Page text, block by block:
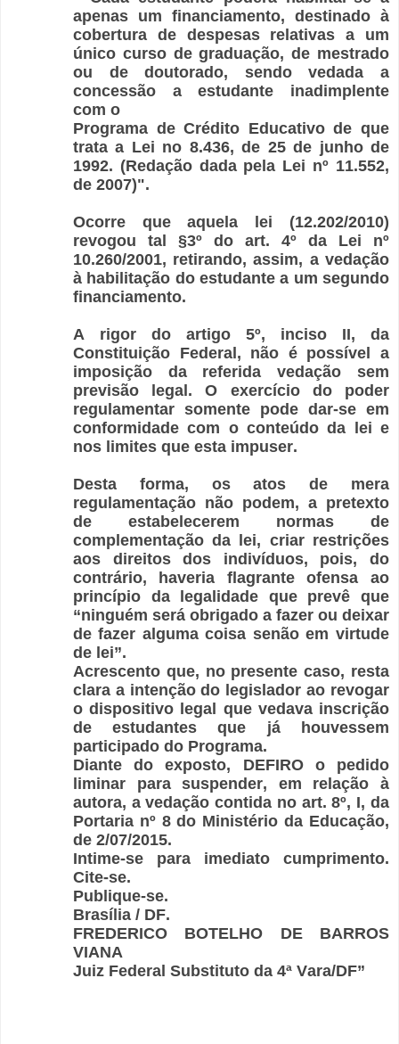
apenas um financiamento, destinado à
cobertura de despesas relativas a um
único curso de graduação, de mestrado
ou de doutorado, sendo vedada a
concessão a estudante inadimplente
com o
Programa de Crédito Educativo de que
trata a Lei no 8.436, de 25 de junho de
1992. (Redação dada pela Lei nº 11.552,
de 2007)".
Ocorre que aquela lei (12.202/2010)
revogou tal §3º do art. 4º da Lei nº
10.260/2001, retirando, assim, a vedação
à habilitação do estudante a um segundo
financiamento.
A rigor do artigo 5º, inciso II, da
Constituição Federal, não é possível a
imposição da referida vedação sem
previsão legal. O exercício do poder
regulamentar somente pode dar-se em
conformidade com o conteúdo da lei e
nos limites que esta impuser.
Desta forma, os atos de mera
regulamentação não podem, a pretexto
de estabelecerem normas de
complementação da lei, criar restrições
aos direitos dos indivíduos, pois, do
contrário, haveria flagrante ofensa ao
princípio da legalidade que prevê que
“ninguém será obrigado a fazer ou deixar
de fazer alguma coisa senão em virtude
de lei”.
Acrescento que, no presente caso, resta
clara a intenção do legislador ao revogar
o dispositivo legal que vedava inscrição
de estudantes que já houvessem
participado do Programa.
Diante do exposto, DEFIRO o pedido
liminar para suspender, em relação à
autora, a vedação contida no art. 8º, I, da
Portaria nº 8 do Ministério da Educação,
de 2/07/2015.
Intime-se para imediato cumprimento.
Cite-se.
Publique-se.
Brasília / DF.
FREDERICO BOTELHO DE BARROS
VIANA
Juiz Federal Substituto da 4ª Vara/DF”